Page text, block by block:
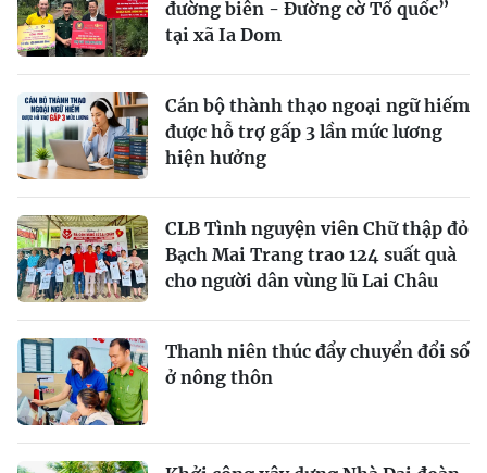
đường biên - Đường cờ Tổ quốc”
tại xã Ia Dom
Cán bộ thành thạo ngoại ngữ hiếm
được hỗ trợ gấp 3 lần mức lương
hiện hưởng
CLB Tình nguyện viên Chữ thập đỏ
Bạch Mai Trang trao 124 suất quà
cho người dân vùng lũ Lai Châu
Thanh niên thúc đẩy chuyển đổi số
ở nông thôn